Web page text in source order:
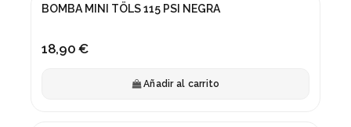
BOMBA MINI TÖLS 115 PSI NEGRA
18,90 €
Añadir al carrito